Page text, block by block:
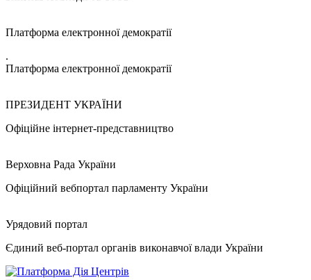
Платформа електронної демократії
.
Платформа електронної демократії
ПРЕЗИДЕНТ УКРАЇНИ
Офіційне інтернет-представництво
Верховна Рада України
Офіційний вебпортал парламенту України
Урядовий портал
Єдиний веб-портал органів виконавчої влади України